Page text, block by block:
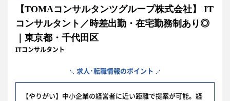
【TOMAコンサルタンツグループ株式会社】 IT
コンサルタント／時差出勤・在宅勤務制あり◎
｜東京都・千代田区
ITコンサルタント
求人･転職情報のポイント
【やりがい】中小企業の経営者に近い距離で提案が可能。経